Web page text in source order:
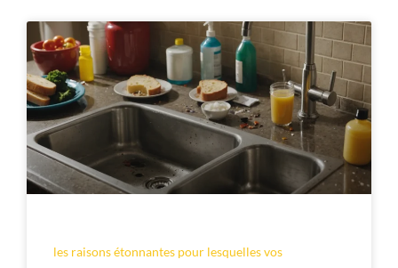
les raisons étonnantes pour lesquelles vos